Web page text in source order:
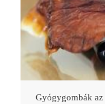
Gyógygombák az